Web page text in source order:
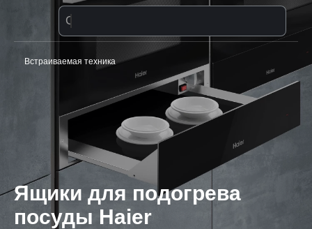
Стиральная машина
Встраиваемая техника
Ящики для подогрева
посуды Haier